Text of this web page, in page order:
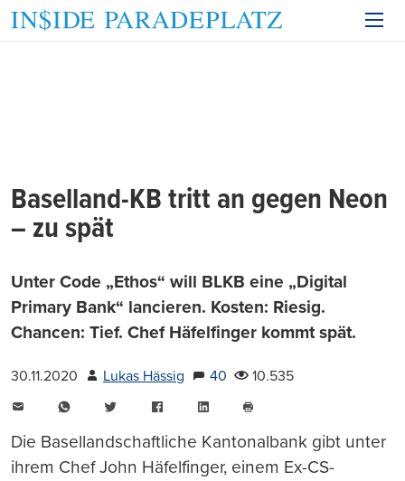
Baselland-KB tritt an gegen Neon
– zu spät
Unter Code „Ethos“ will BLKB eine „Digital
Primary Bank“ lancieren. Kosten: Riesig.
Chancen: Tief. Chef Häfelfinger kommt spät.
30.11.2020 Lukas Hässig 40
10.535
WhatsAppTwitter FacebookLinkedIn
drucken
Die Basellandschaftliche Kantonalbank gibt unter
ihrem Chef John Häfelfinger, einem Ex-CS-